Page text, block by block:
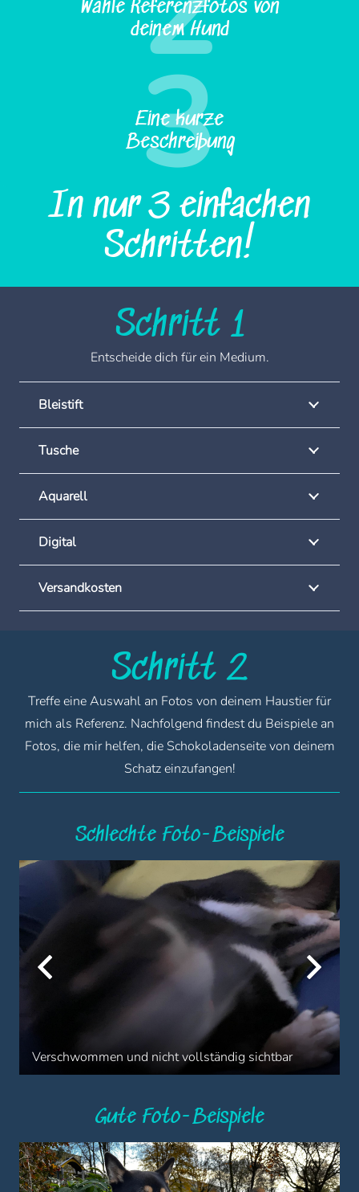
Wähle Referenzfotos von
deinem Hund
3
Eine kurze
Beschreibung
In nur 3 einfachen
Schritten!
Schritt 1
Entscheide dich für ein Medium.
Bleistift
Tusche
Aquarell
Digital
Versandkosten
Schritt 2
Treffe eine Auswahl an Fotos von deinem Haustier für
mich als Referenz. Nachfolgend findest du Beispiele an
Fotos, die mir helfen, die Schokoladenseite von deinem
Schatz einzufangen!
Schlechte Foto-Beispiele
Verschwommen und nicht vollständig sichtbar
Gute Foto-Beispiele